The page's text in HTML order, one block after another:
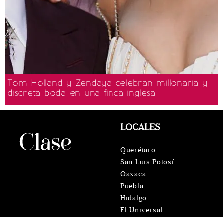
Tom Holland y Zendaya celebran millonaria y
discreta boda en una finca inglesa
LOCALES
Querétaro
San Luis Potosí
Oaxaca
Puebla
Hidalgo
El Universal